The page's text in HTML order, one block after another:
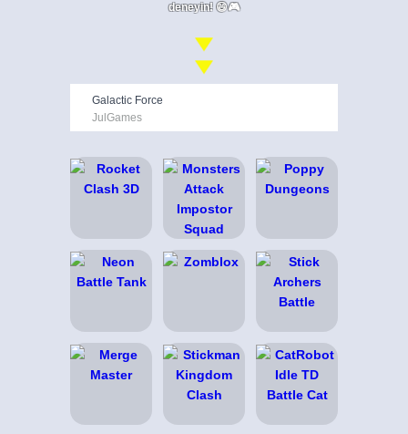
deneyin! 😄🎮
Galactic Force
JulGames